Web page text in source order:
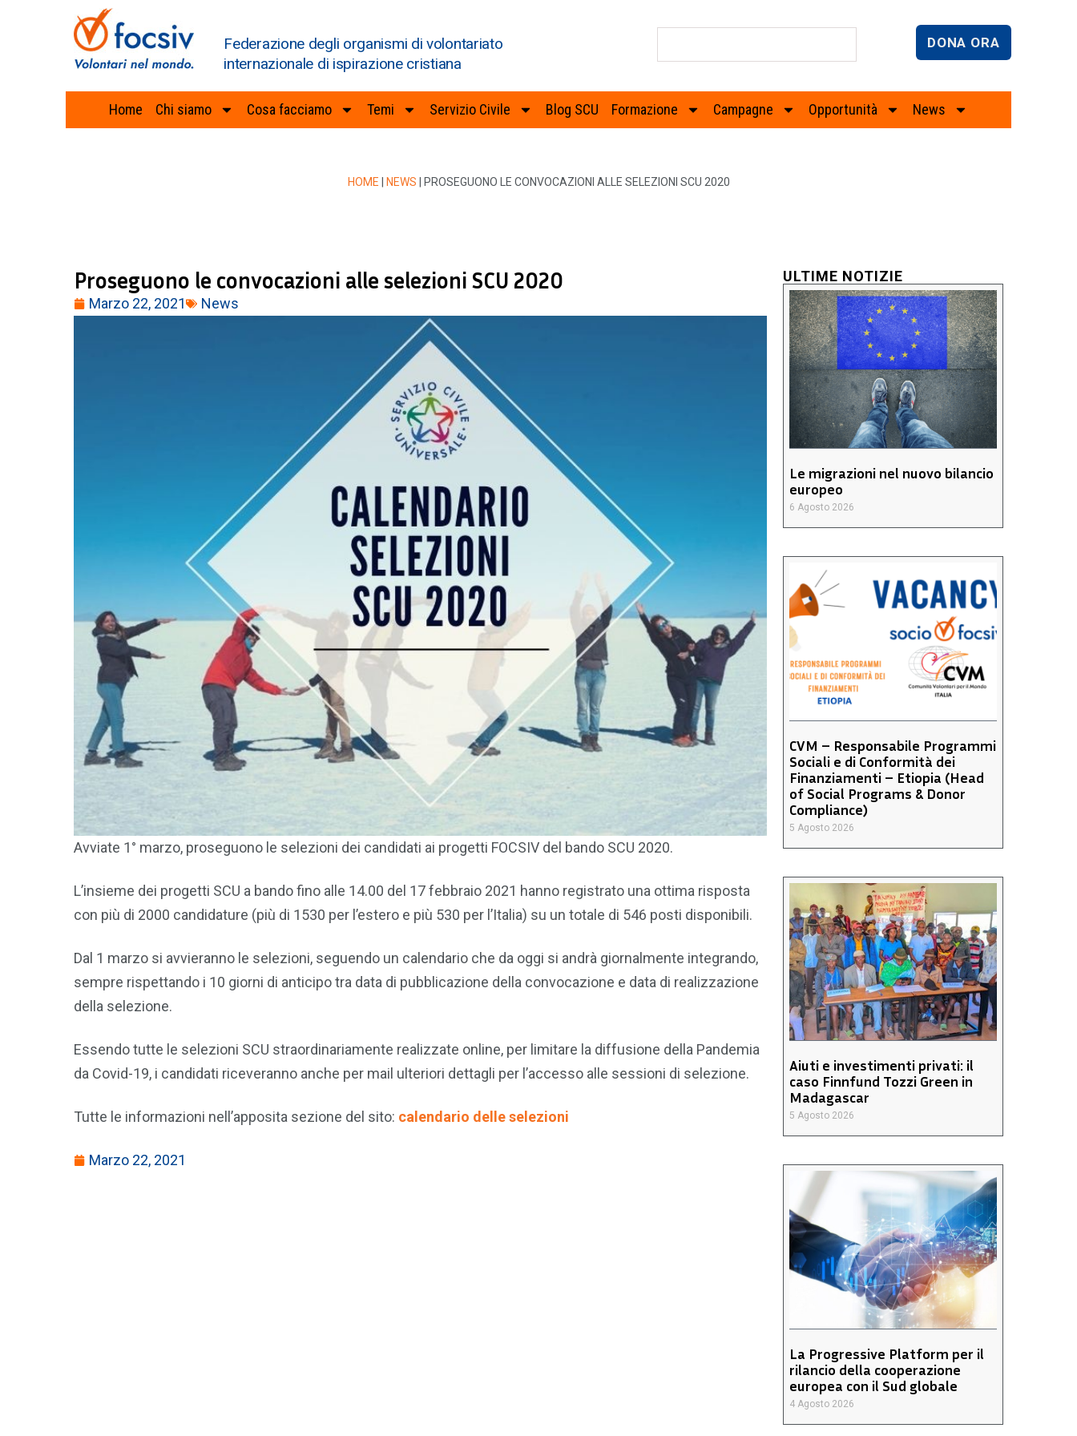
Federazione degli organismi di volontariato
internazionale di ispirazione cristiana
DONA ORA
Home Chi siamo Cosa facciamo Temi Servizio Civile Blog SCU Formazione Campagne Opportunità News
HOME NEWS PROSEGUONO LE CONVOCAZIONI ALLE SELEZIONI SCU 2020
Proseguono le convocazioni alle selezioni SCU 2020
Marzo 22, 2021 News
Avviate 1° marzo, proseguono le selezioni dei candidati ai progetti FOCSIV del bando SCU 2020.
L’insieme dei progetti SCU a bando fino alle 14.00 del 17 febbraio 2021 hanno registrato una ottima risposta
con più di 2000 candidature (più di 1530 per l’estero e più 530 per l’Italia) su un totale di 546 posti disponibili.
Dal 1 marzo si avvieranno le selezioni, seguendo un calendario che da oggi si andrà giornalmente integrando,
sempre rispettando i 10 giorni di anticipo tra data di pubblicazione della convocazione e data di realizzazione
della selezione.
Essendo tutte le selezioni SCU straordinariamente realizzate online, per limitare la diffusione della Pandemia
da Covid-19, i candidati riceveranno anche per mail ulteriori dettagli per l’accesso alle sessioni di selezione.
Tutte le informazioni nell’apposita sezione del sito: calendario delle selezioni
Marzo 22, 2021
ULTIME NOTIZIE
Le migrazioni nel nuovo bilancio
europeo
6 Agosto 2026
CVM – Responsabile Programmi
Sociali e di Conformità dei
Finanziamenti – Etiopia (Head
of Social Programs & Donor
Compliance)
5 Agosto 2026
Aiuti e investimenti privati: il
caso Finnfund Tozzi Green in
Madagascar
5 Agosto 2026
La Progressive Platform per il
rilancio della cooperazione
europea con il Sud globale
4 Agosto 2026